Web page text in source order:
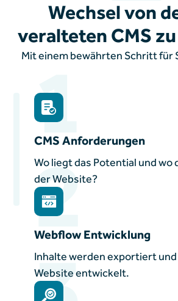
Wechsel von
veralteten CMS
Mit einem bewährten Schritt für
1
CMS Anforderungen
Wo liegt das Potential und wo
der Website?
2
Webflow Entwicklung
Inhalte werden exportiert und
Website entwickelt.